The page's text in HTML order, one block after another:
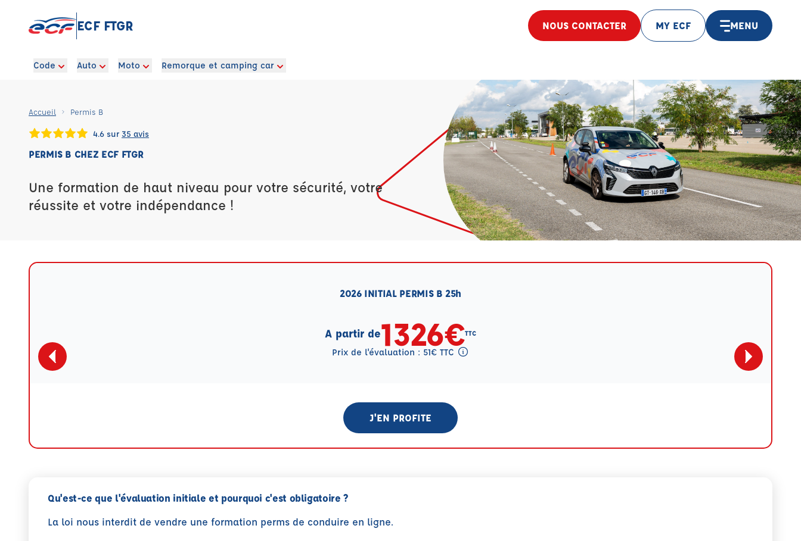
ECF FTGR NOUS CONTACTER MY ECF MENU
Code Auto Moto Remorque et camping car
Accueil Permis B
4.6 sur 35 avis
PERMIS B CHEZ ECF FTGR
Une formation de haut niveau pour votre sécurité, votre
réussite et votre indépendance !
2026 INITIAL PERMIS B 25h
A partir de1326€TTC
Prix de l'évaluation : 51€ TTC
J'EN PROFITE
Qu'est-ce que l'évaluation initiale et pourquoi c'est obligatoire ?
La loi nous interdit de vendre une formation perms de conduire en ligne.